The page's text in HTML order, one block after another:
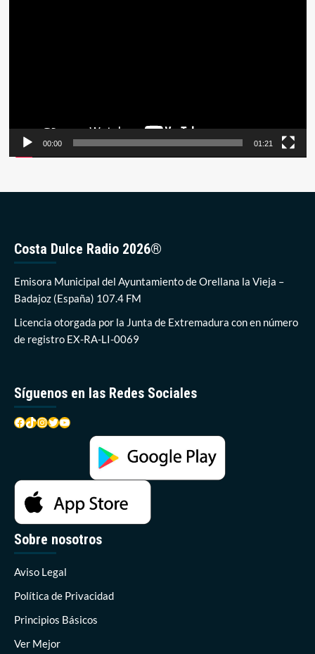
00:00 01:21
Costa Dulce Radio 2026®
Emisora Municipal del Ayuntamiento de Orellana la Vieja –
Badajoz (España) 107.4 FM
Licencia otorgada por la Junta de Extremadura con en número
de registro EX-RA-LI-0069
Síguenos en las Redes Sociales
Facebook
TikTok
Instagram
Twitter
YouTube
Sobre nosotros
Aviso Legal
Política de Privacidad
Principios Básicos
Ver Mejor